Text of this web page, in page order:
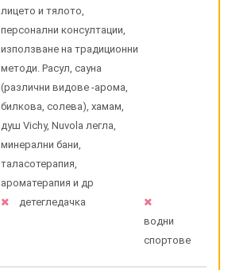
лицето и тялото,
персонални консултации,
използване на традиционни
методи. Расул, сауна
(различни видове -арома,
билкова, солева), хамам,
душ Vichy, Nuvola легла,
минерални бани,
таласотерапия,
ароматерапия и др
детегледачка
водни
спортове